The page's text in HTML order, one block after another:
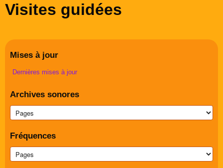
Visites guidées
Mises à jour
Dernières mises à jour
Archives sonores
Fréquences